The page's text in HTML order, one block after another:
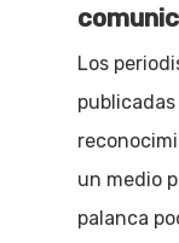
Los
un medio
palanca